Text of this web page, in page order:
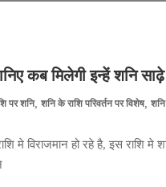
कब मिलेगी इन्हें शनि
पर शनि, शनि के राशि परिवर्तन पर विशेष,
मे विराजमान हो रहे है, इस